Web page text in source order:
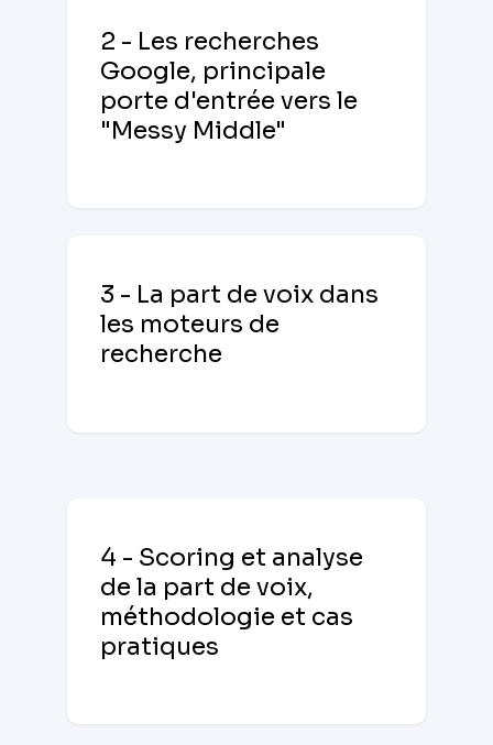
2 - Les recherches
Google, principale
porte d'entrée vers le
"Messy Middle"
3 - La part de voix dans
les moteurs de
recherche
4 - Scoring et analyse
de la part de voix,
méthodologie et cas
pratiques